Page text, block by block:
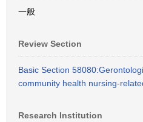
一般
Review Section
Basic Section
community health nursing-
Research Institution